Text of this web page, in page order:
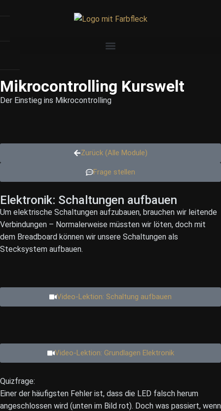
Mikrocontrolling Kurswelt
Der Einstieg ins Mikrocontrolling
Zurück (Alle Module)
Frage stellen
Elektronik: Schaltungen aufbauen
Um elektrische Schaltungen aufzubauen, brauchen wir leitende
Verbindungen – Normalerweise müssten wir löten, doch mit
dem Breadboard können wir unsere Schaltungen als
Stecksystem aufbauen.
Video-Lektion: Schaltung aufbauen
Video-Lektion: Grundlagen Elektronik
Quizfrage:
Einer der häufigsten Fehler ist, dass die LED falsch herum
angeschlossen wird (unten im Bild rot). Doch was passiert, wenn